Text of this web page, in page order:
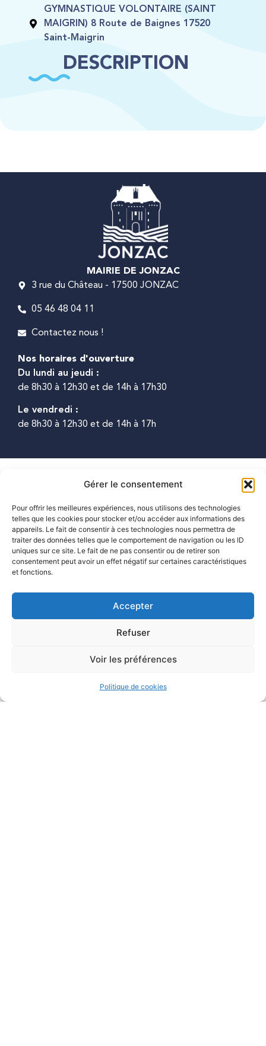
Gérer le consentement
Pour offrir les meilleures expériences, nous utilisons des technologies
telles que les cookies pour stocker et/ou accéder aux informations des
appareils. Le fait de consentir à ces technologies nous permettra de
traiter des données telles que le comportement de navigation ou les ID
uniques sur ce site. Le fait de ne pas consentir ou de retirer son
consentement peut avoir un effet négatif sur certaines caractéristiques
et fonctions.
Accepter
Refuser
Voir les préférences
Politique de cookies
GYMNASTIQUE VOLONTAIRE (SAINT
MAIGRIN) 8 Route de Baignes 17520
Saint-Maigrin
DESCRIPTION
MAIRIE DE JONZAC
3 rue du Château - 17500 JONZAC
05 46 48 04 11
Contactez nous !
Nos horaires d'ouverture
Du lundi au jeudi :
de 8h30 à 12h30 et de 14h à 17h30
Le vendredi :
de 8h30 à 12h30 et de 14h à 17h
Mentions